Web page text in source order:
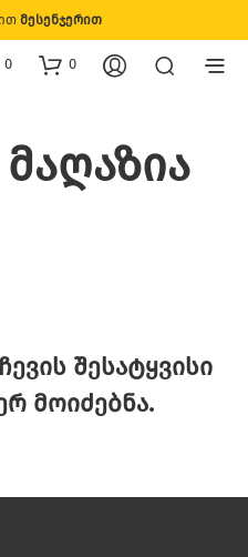
მესენჯერით
0 0
შესატყვისი
მოიძებნა.